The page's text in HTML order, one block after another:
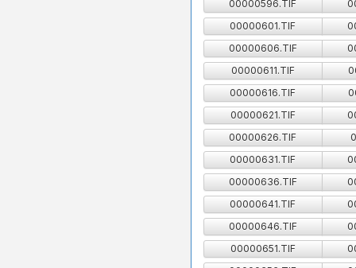
00000596.TIF
00000601.TIF
00000606.TIF
00000611.TIF
00000616.TIF
00000621.TIF
00000626.TIF
00000631.TIF
00000636.TIF
00000641.TIF
00000646.TIF
00000651.TIF